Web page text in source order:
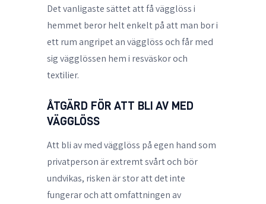
Det vanligaste sättet att få vägglöss i
hemmet beror helt enkelt på att man bor i
ett rum angripet an vägglöss och får med
sig vägglössen hem i resväskor och
textilier.
ÅTGÄRD FÖR ATT BLI AV MED
VÄGGLÖSS
Att bli av med vägglöss på egen hand som
privatperson är extremt svårt och bör
undvikas, risken är stor att det inte
fungerar och att omfattningen av